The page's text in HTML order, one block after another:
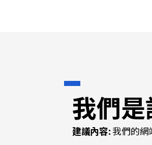
我們
建議內容:我們的